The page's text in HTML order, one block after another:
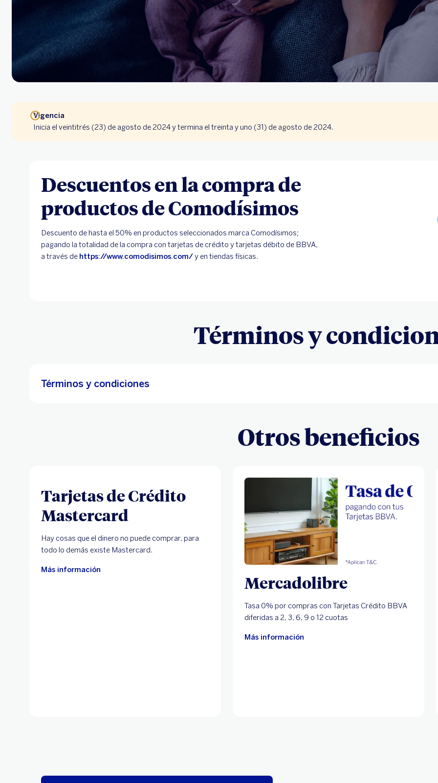
Vigencia
Inicia el veintitrés (23) de agosto de 2024 y termina el treinta y uno (31) de agosto de 2024.
Descuentos en la compra de
productos de Comodísimos
Descuento de hasta el 50% en productos seleccionados marca Comodísimos;
pagando la totalidad de la compra con tarjetas de crédito y tarjetas débito de BBVA,
a través de https://www.comodisimos.com/y en tiendas físicas.
Términos y
Términos y condiciones
Otros beneficios
Tarjetas de Crédito
Mastercard
Hay cosas que el dinero no puede comprar, para
todo lo demás existe Mastercard.
Más información
Mercadolibre
Tasa 0% por compras con Tarjetas Crédito BBVA
diferidas a 2, 3, 6, 9 o 12 cuotas
Más información